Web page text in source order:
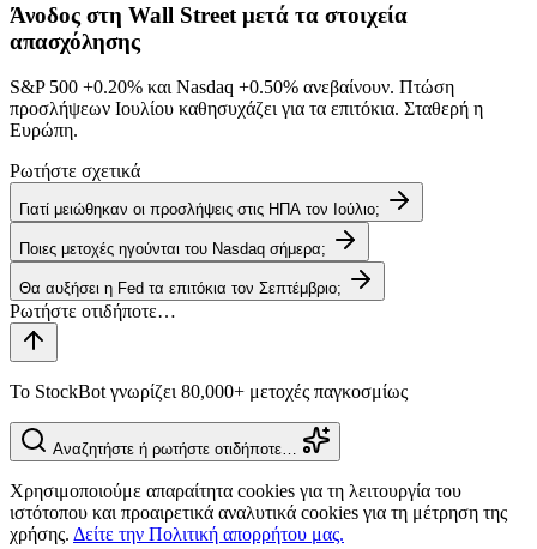
Άνοδος στη Wall Street μετά τα στοιχεία
απασχόλησης
S&P 500 +0.20% και Nasdaq +0.50% ανεβαίνουν. Πτώση
προσλήψεων Ιουλίου καθησυχάζει για τα επιτόκια. Σταθερή η
Ευρώπη.
Ρωτήστε σχετικά
Γιατί μειώθηκαν οι προσλήψεις στις ΗΠΑ τον Ιούλιο;
Ποιες μετοχές ηγούνται του Nasdaq σήμερα;
Θα αυξήσει η Fed τα επιτόκια τον Σεπτέμβριο;
Το StockBot γνωρίζει 80,000+ μετοχές παγκοσμίως
Αναζητήστε ή ρωτήστε οτιδήποτε…
Χρησιμοποιούμε απαραίτητα cookies για τη λειτουργία του
ιστότοπου και προαιρετικά αναλυτικά cookies για τη μέτρηση της
χρήσης. Δείτε την Πολιτική απορρήτου μας.